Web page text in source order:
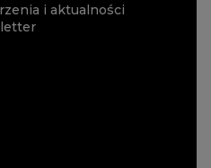
i aktualności